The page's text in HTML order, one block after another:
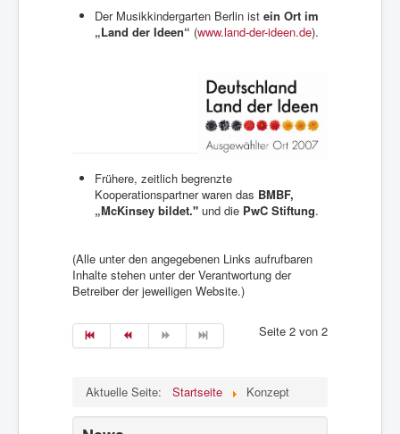
Der Musikkindergarten Berlin ist ein Ort im
„Land der Ideen“ (www.land-der-ideen.de).
Frühere, zeitlich begrenzte
Kooperationspartner waren das BMBF,
„McKinsey bildet." und die PwC Stiftung.
(Alle unter den angegebenen Links aufrufbaren
Inhalte stehen unter der Verantwortung der
Betreiber der jeweiligen Website.)
Seite 2 von 2
Aktuelle Seite: Startseite Konzept